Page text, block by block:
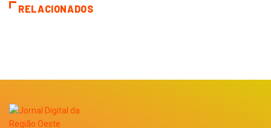
RELACIONADOS